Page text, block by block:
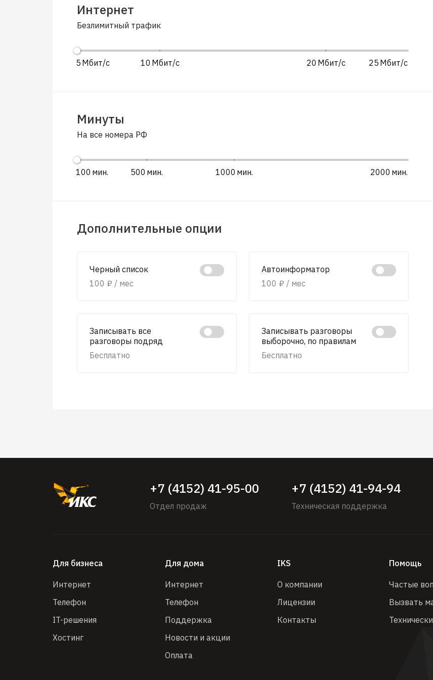
Интернет
Безлимитный трафик
5 10 20 25
Минуты
На все номера РФ
100 500 1000 2000
Дополнительные опции
Черный список
100 ₽ / мес
Автоинформатор
100 ₽ / мес
Записывать все
разговоры подряд
Бесплатно
Записывать разговоры
выборочно, по правилам
Бесплатно
+7 (4152) 41-95-00
Отдел продаж
+7 (4152) 41-94-94
Техническая поддержка
Для бизнеса
Интернет
Телефон
IT-решения
Хостинг
Для дома
Интернет
Телефон
Поддержка
Новости и акции
Оплата
IKS
О компании
Лицензии
Контакты
Помощь
Частые
Вызвать